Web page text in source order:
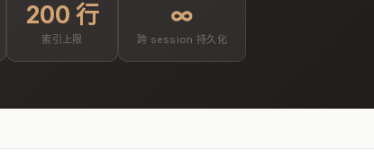
200 行
索引上限
∞
跨 session 持久化